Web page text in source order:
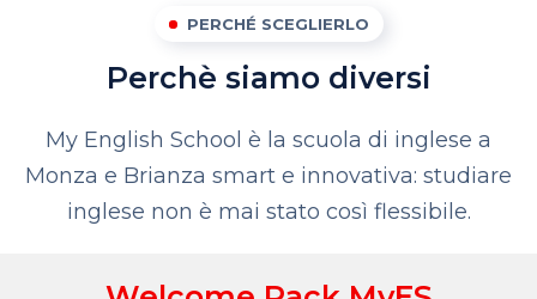
PERCHÉ SCEGLIERLO
Perchè siamo diversi
My English School è la scuola di inglese a
Monza e Brianza smart e innovativa: studiare
inglese non è mai stato così flessibile.